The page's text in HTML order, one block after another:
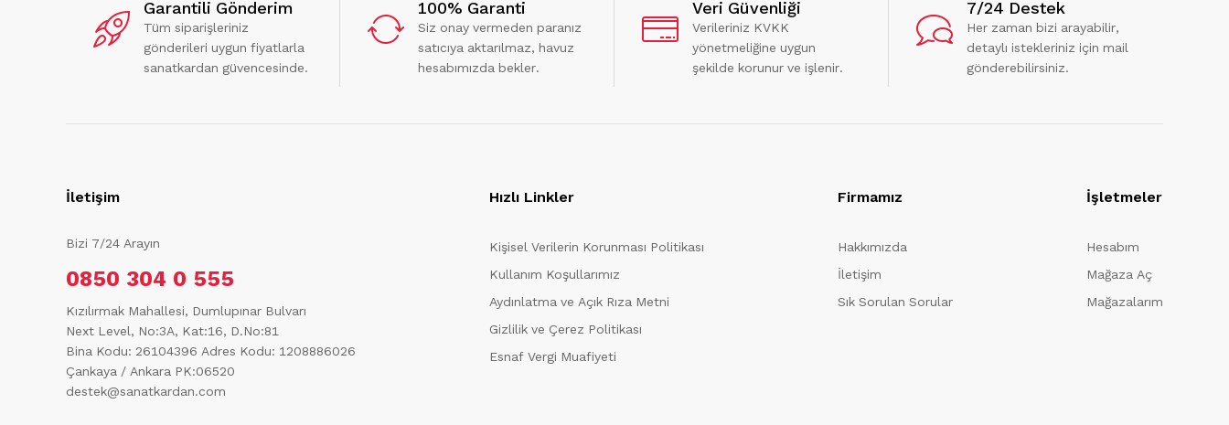
Garantili Gönderim
Tüm siparişleriniz
gönderileri uygun fiyatlarla
sanatkardan güvencesinde.
100% Garanti
Siz onay vermeden paranız
satıcıya aktarılmaz, havuz
hesabımızda bekler.
Veri Güvenliği
Verileriniz KVKK
yönetmeliğine uygun
şekilde korunur ve işlenir.
7/24 Destek
Her zaman bizi arayabilir,
detaylı istekleriniz için mail
gönderebilirsiniz.
İletişim
Bizi 7/24 Arayın
0850 304 0 555
Kızılırmak Mahallesi, Dumlupınar Bulvarı
Next Level, No:3A, Kat:16, D.No:81
Bina Kodu: 26104396 Adres Kodu: 1208886026
Çankaya / Ankara PK:06520
destek@sanatkardan.com
Hızlı Linkler
Kişisel Verilerin Korunması Politikası
Kullanım Koşullarımız
Aydınlatma ve Açık Rıza Metni
Gizlilik ve Çerez Politikası
Esnaf Vergi Muafiyeti
Firmamız
Hakkımızda
İletişim
Sık Sorulan Sorular
İşletmeler
Hesabım
Mağaza Aç
Mağazalarım